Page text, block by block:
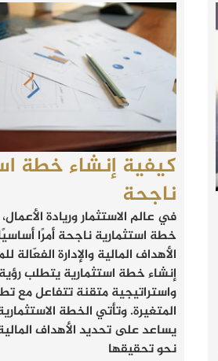
كيفية إنشاء خطة
ناجحة
في عالم الاستثمار وريادة
خطة استثمارية ناجحة أمرًا
الأهداف المالية والإدارة الفعّالة
إنشاء خطة استثمارية يتطلب
واستراتيجية متقنة تتفاعل مع
المتغيرة. وتأتي الخطة
يساعد على تحديد الأهداف
نحو تحقيقها